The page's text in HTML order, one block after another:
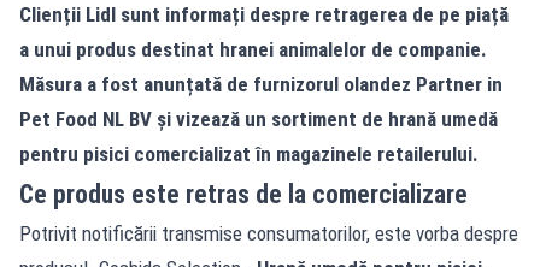
Clienții Lidl sunt informați despre retragerea de pe piață
a unui produs destinat hranei animalelor de companie.
Măsura a fost anunțată de furnizorul olandez Partner in
Pet Food NL BV și vizează un sortiment de hrană umedă
pentru pisici comercializat în magazinele retailerului.
Ce produs este retras de la comercializare
Potrivit notificării transmise consumatorilor, este vorba despre